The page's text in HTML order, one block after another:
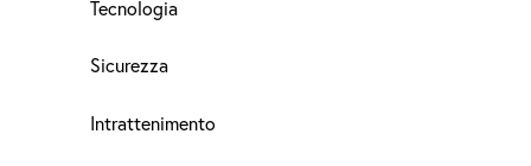
Tecnologia
Sicurezza
Intrattenimento